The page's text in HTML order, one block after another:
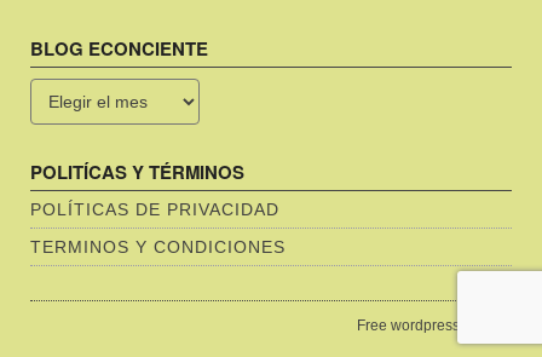
BLOG ECONCIENTE
Econciente
POLITÍCAS Y TÉRMINOS
POLÍTICAS DE PRIVACIDAD
TERMINOS Y CONDICIONES
Free wordpress themes